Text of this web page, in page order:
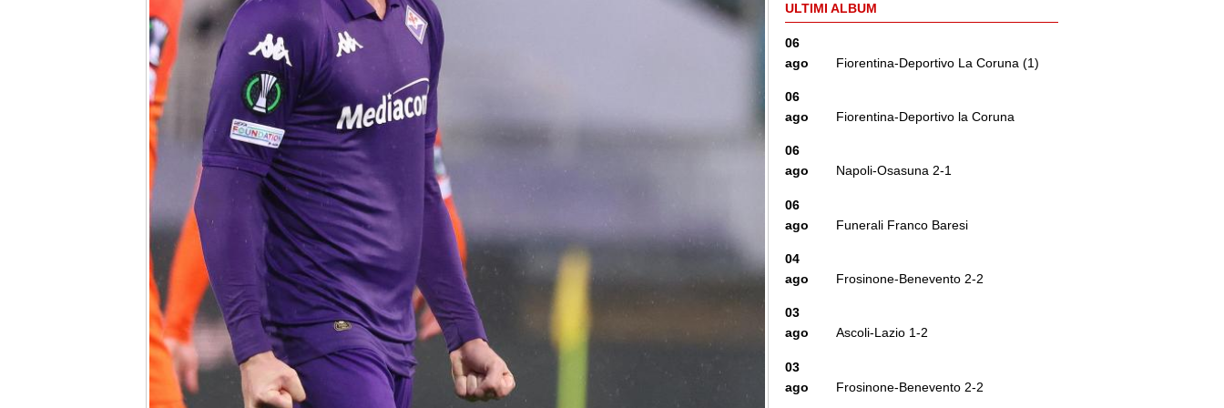
ULTIMI ALBUM
06
ago
Fiorentina-Deportivo La Coruna (1)
06
ago
Fiorentina-Deportivo la Coruna
06
ago
Napoli-Osasuna 2-1
06
ago
Funerali Franco Baresi
04
ago
Frosinone-Benevento 2-2
03
ago
Ascoli-Lazio 1-2
03
ago
Frosinone-Benevento 2-2